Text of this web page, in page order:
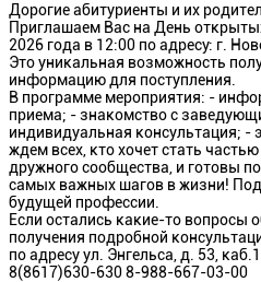
Дорогие абитуриенты и их
Приглашаем Вас на День
2026 года в 12:00 по адресу: г.
Это уникальная возможность
информацию для поступления.
В программе мероприятия: -
приема; - знакомство с
индивидуальная консультация; -
ждем всех, кто хочет стать
дружного сообщества, и готовы
самых важных шагов в жизни!
будущей профессии.
Если остались какие-то вопросы
получения подробной
по адресу ул. Энгельса, д. 53,
8(8617)630-630 8-988-667-03-00